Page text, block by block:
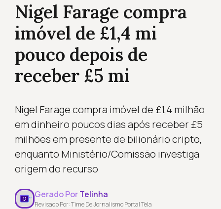
Nigel Farage compra
imóvel de £1,4 mi
pouco depois de
receber £5 mi
Nigel Farage compra imóvel de £1,4 milhão
em dinheiro poucos dias após receber £5
milhões em presente de bilionário cripto,
enquanto Ministério/Comissão investiga
origem do recurso
Gerado PorTelinha
Revisado Por: Time De Jornalismo Portal Tela